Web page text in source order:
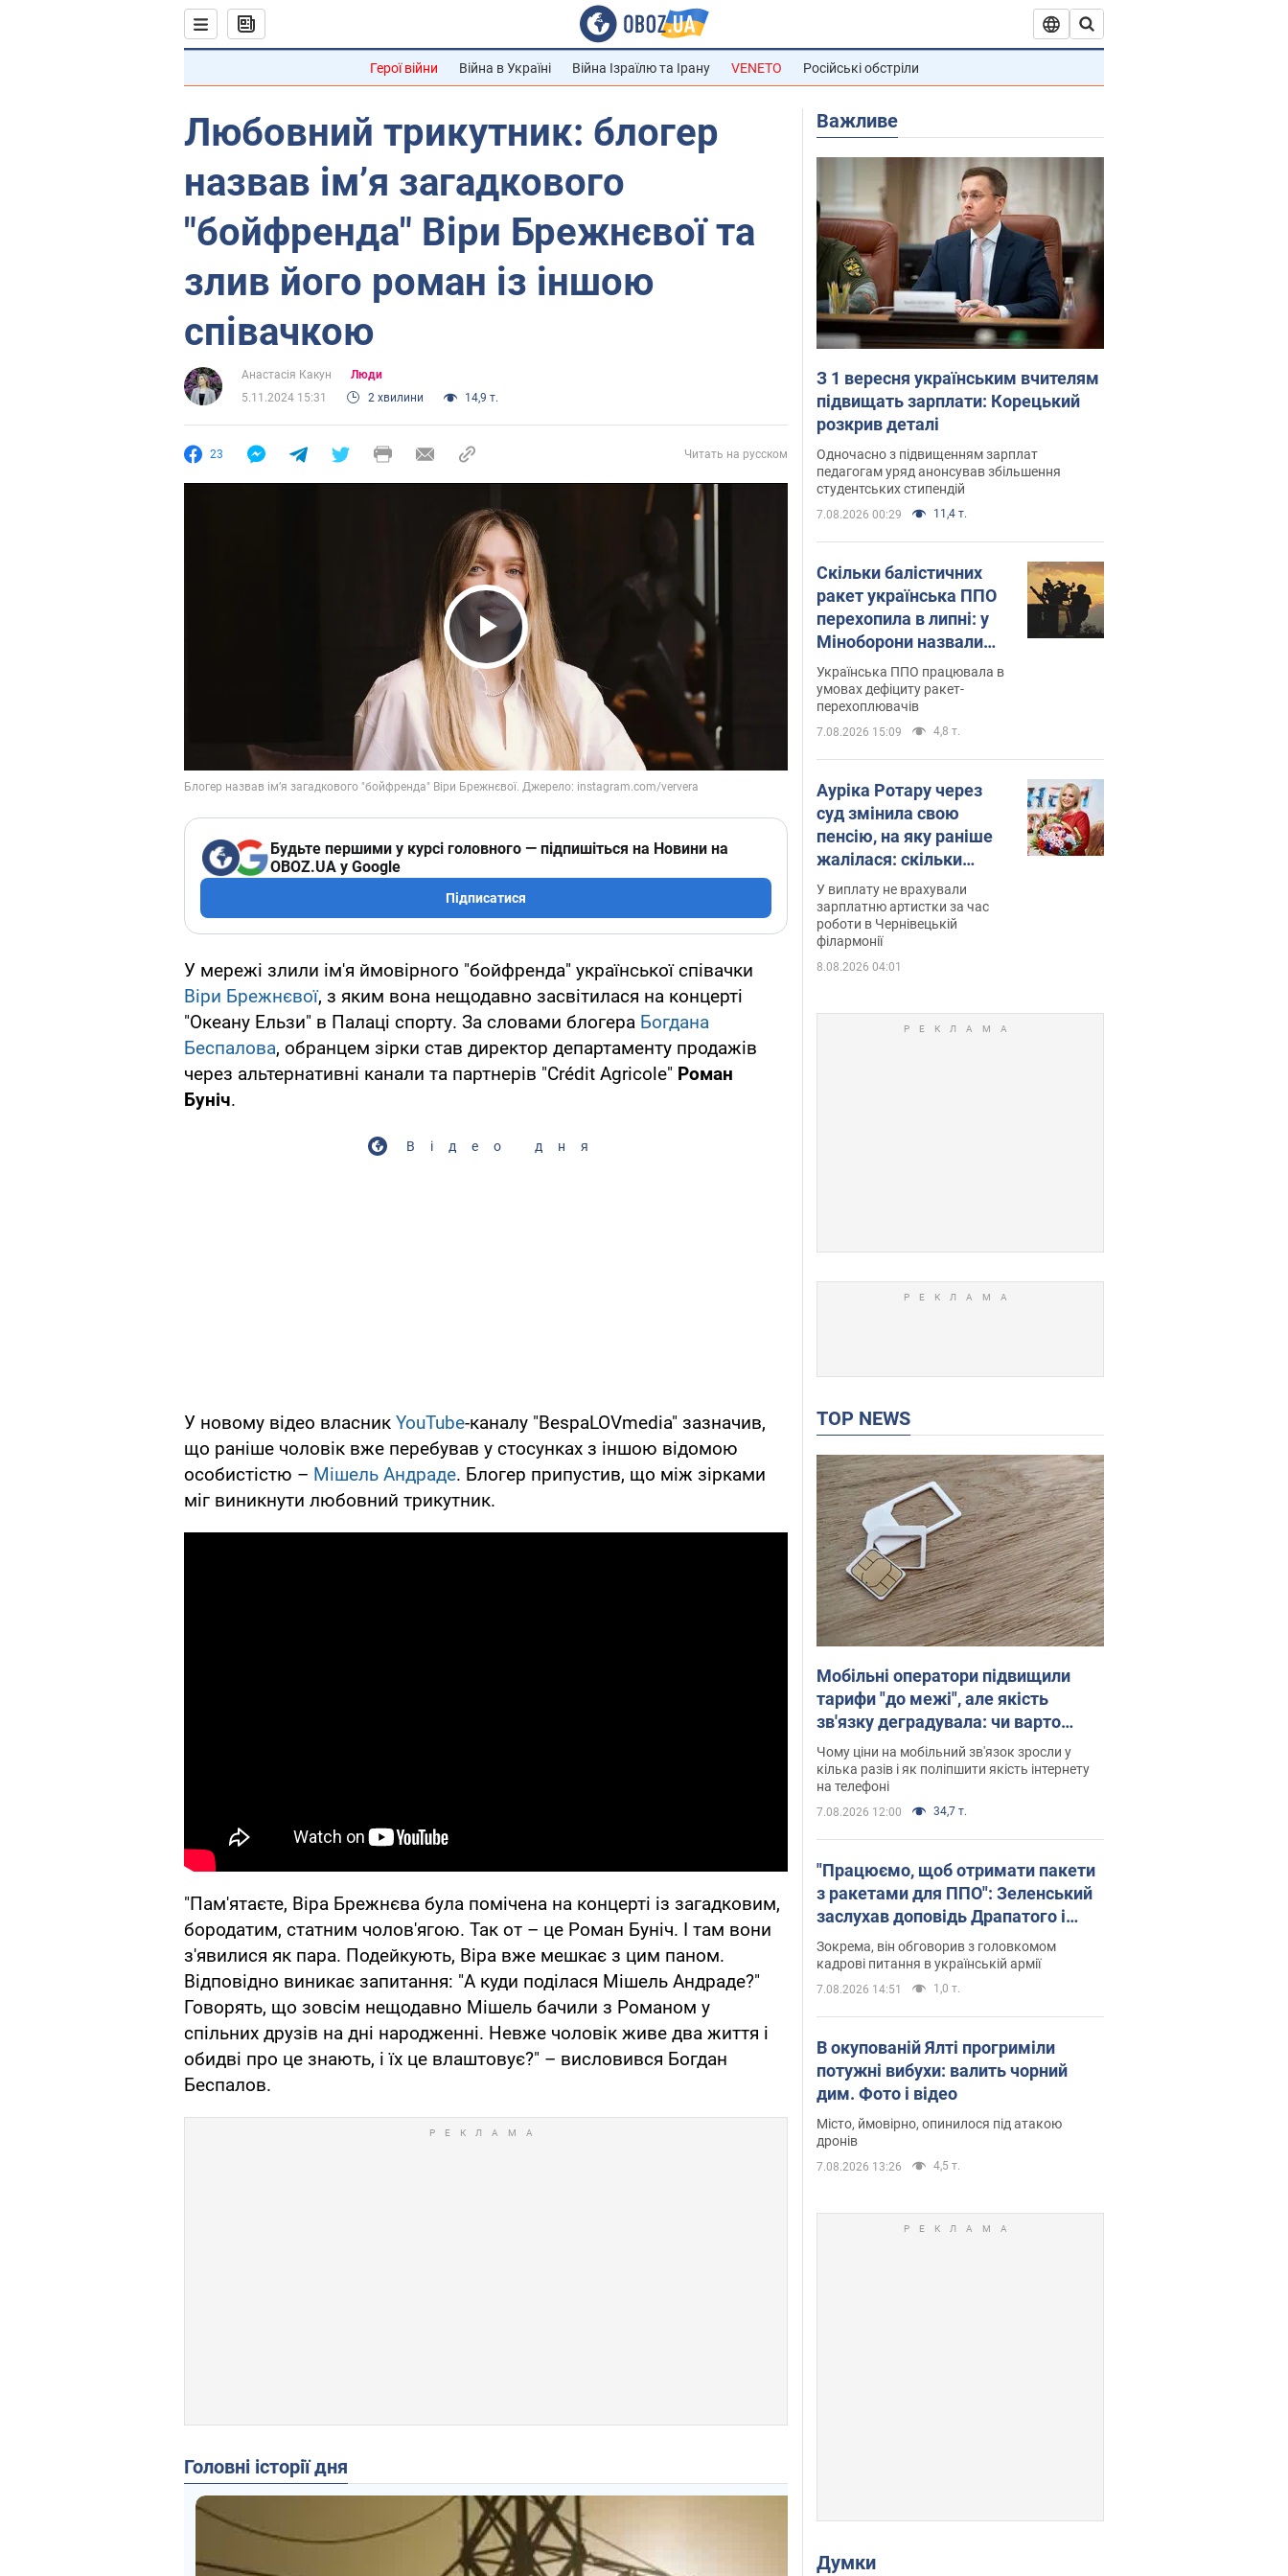
Герої війни Війна в Україні Війна Ізраїлю та Ірану VENETO Російські обстріли
Любовний трикутник: блогер
назвав імʼя загадкового
"бойфренда" Віри Брежнєвої та
злив його роман із іншою
співачкою
Анастасія Какун
Люди
5.11.2024 15:31
2 хвилини 14,9 т.
23 Читать на русском
Play Video
Будьте першими у курсі головного — підпишіться на Новини на
OBOZ.UA у Google
Підписатися
У мережі злили ім'я ймовірного "бойфренда" української співачки
Віри Брежнєвої, з яким вона нещодавно засвітилася на концерті
"Океану Ельзи" в Палаці спорту. За словами блогера Богдана
Беспалова, обранцем зірки став директор департаменту продажів
через альтернативні канали та партнерів "Crédit Agricole" Роман
Буніч.
Відео дня
У новому відео власник YouTube-каналу "BespaLOVmedia" зазначив,
що раніше чоловік вже перебував у стосунках з іншою відомою
особистістю – Мішель Андраде. Блогер припустив, що між зірками
міг виникнути любовний трикутник.
"Пам'ятаєте, Віра Брежнєва була помічена на концерті із загадковим,
бородатим, статним чолов'ягою. Так от – це Роман Буніч. І там вони
з'явилися як пара. Подейкують, Віра вже мешкає з цим паном.
Відповідно виникає запитання: "А куди поділася Мішель Андраде?"
Говорять, що зовсім нещодавно Мішель бачили з Романом у
спільних друзів на дні народженні. Невже чоловік живе два життя і
обидві про це знають, і їх це влаштовує?" – висловився Богдан
Беспалов.
Головні історії дня
Важливе
З 1 вересня українським вчителям
підвищать зарплати: Корецький
розкрив деталі
Одночасно з підвищенням зарплат
педагогам уряд анонсував збільшення
студентських стипендій
7.08.2026 00:29 11,4 т.
Скільки балістичних
ракет українська ППО
перехопила в липні: у
Міноборони назвали
цифру
Українська ППО працювала в
умовах дефіциту ракет-
перехоплювачів
7.08.2026 15:09 4,8 т.
Ауріка Ротару через
суд змінила свою
пенсію, на яку раніше
жалілася: скільки
отримувала співачка
У виплату не врахували
зарплатню артистки за час
роботи в Чернівецькій
філармонії
8.08.2026 04:01
TOP NEWS
Мобільні оператори підвищили
тарифи "до межі", але якість
зв'язку деградувала: чи варто
скаржитись на ціни
Чому ціни на мобільний зв'язок зросли у
кілька разів і як поліпшити якість інтернету
на телефоні
7.08.2026 12:00 34,7 т.
"Працюємо, щоб отримати пакети
з ракетами для ППО": Зеленський
заслухав доповідь Драпатого і
анонсував нові кроки
Зокрема, він обговорив з головкомом
кадрові питання в українській армії
7.08.2026 14:51 1,0 т.
В окупованій Ялті прогриміли
потужні вибухи: валить чорний
дим. Фото і відео
Місто, ймовірно, опинилося під атакою
дронів
7.08.2026 13:26 4,5 т.
Думки